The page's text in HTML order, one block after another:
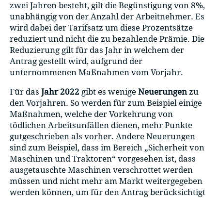
zwei Jahren besteht, gilt die Begünstigung von 8%,
unabhängig von der Anzahl der Arbeitnehmer. Es
wird dabei der Tarifsatz um diese Prozentsätze
reduziert und nicht die zu bezahlende Prämie. Die
Reduzierung gilt für das Jahr in welchem der
Antrag gestellt wird, aufgrund der
unternommenen Maßnahmen vom Vorjahr.
Für das Jahr 2022 gibt es wenige Neuerungenzu
den Vorjahren. So werden für zum Beispiel einige
Maßnahmen, welche der Vorkehrung von
tödlichen Arbeitsunfällen dienen, mehr Punkte
gutgeschrieben als vorher. Andere Neuerungen
sind zum Beispiel, dass im Bereich „Sicherheit von
Maschinen und Traktoren“ vorgesehen ist, dass
ausgetauschte Maschinen verschrottet werden
müssen und nicht mehr am Markt weitergegeben
werden können, um für den Antrag berücksichtigt